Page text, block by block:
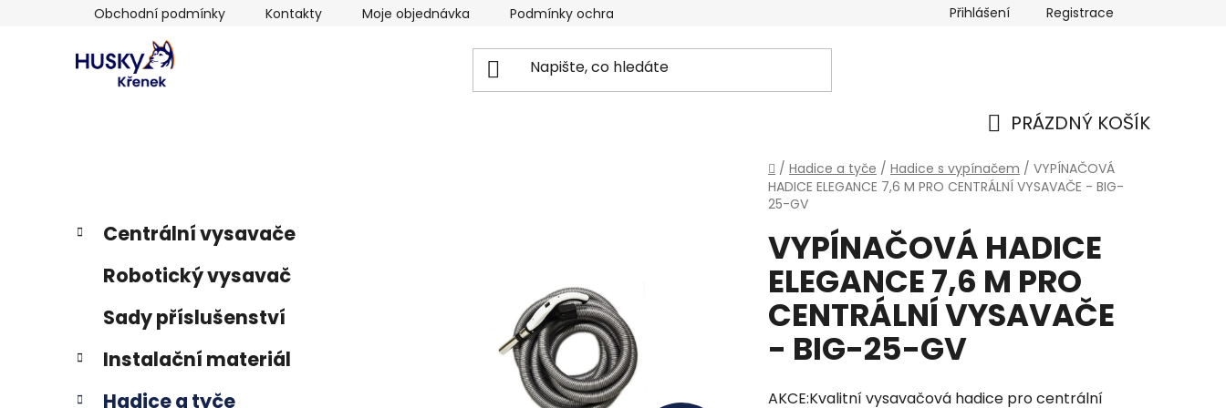
Obchodní podmínky Kontakty Moje objednávka Podmínky ochrany osobních údajů Přihlášení Registrace
KOŠÍK
PRÁZDNÝ KOŠÍK
Domů
/ Hadice a tyče / Hadice s vypínačem / VYPÍNAČOVÁ
HADICE ELEGANCE 7,6 M PRO CENTRÁLNÍ VYSAVAČE - BIG-
25-GV
P
o
n
n
Přeskočit
kategorie
K
a
i
Centrální vysavače
Robotický vysavač
Sady příslušenství
Instalační materiál
Hadice a tyče
VYPÍNAČOVÁ HADICE
ELEGANCE 7,6 M PRO
CENTRÁLNÍ VYSAVAČE
- BIG-25-GV
AKCE:Kvalitní vysavačová hadice pro centrální